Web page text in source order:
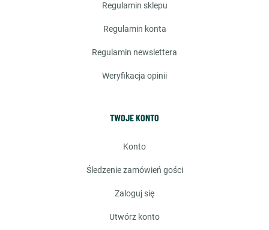
regulamin sklepu
regulamin konta
regulamin newslettera
weryfikacja opinii
TWOJE KONTO
konto
śledzenie zamówień gości
zaloguj się
utwórz konto